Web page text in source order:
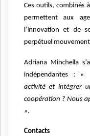
Ces outils, combinés
permettent aux
l’innovation et de
perpétuel
Adriana Minchella
indépendantes : «
activité et intégrer
coopération ? Nous
».
Contacts